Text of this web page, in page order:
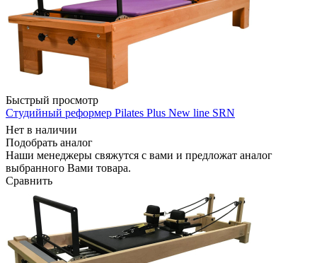
Быстрый просмотр
Cтудийный реформер Pilates Plus New line SRN
Нет в наличии
Подобрать аналог
Наши менеджеры свяжутся с вами и предложат аналог
выбранного Вами товара.
Сравнить